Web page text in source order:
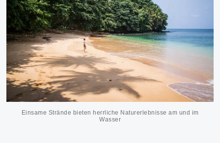
Einsame Strände bieten herrliche Naturerlebnisse am und im
Wasser